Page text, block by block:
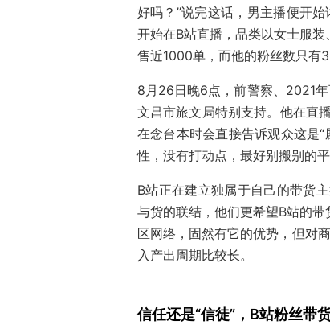
好吗？”说完这话，男主播便开
开始在B站直播，品类以女士服
售近1000单，而他的粉丝数只有
8月26日晚6点，前警察、2021
文昌市旅文局特别支持。他在直
在念台本时会直接告诉观众这是“
性，没有打动点，最好别搬别的
B站正在建立独属于自己的带货
与货的联结，他们更希望B站的带
区网络，固然有它的优势，但对
入产出周期比较长。
信任还是“信徒”，B站粉丝带